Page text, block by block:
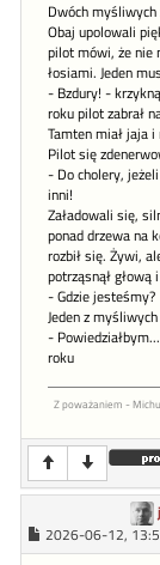
Dwóch myśliwych
Obaj upolowali
pilot mówi, że nie
łosiami. Jeden
- Bzdury! -
roku pilot zabrał
Tamten miał jaja i
Pilot się
- Do cholery,
inni!
Załadowali się,
ponad drzewa na
rozbił się. Żywi,
potrząsnął głową
- Gdzie jesteśmy?
Jeden z
-
roku
Z poważaniem -
2026-06-12,